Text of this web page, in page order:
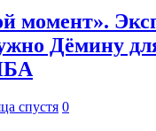
момент».
Дёмину
спустя 0